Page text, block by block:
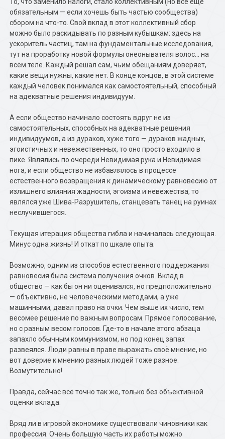
обязательным — если хочешь быть частью сообщества)
сбором на что-то. Свой вклад в этот коллективный сбор
можно было раскидывать по разным кубышкам: здесь на
ускоритель частиц, там на фундаментальные исследования,
тут на проработку новой формулы онеонывателя волос… на
всём теле. Каждый решал сам, чьим обещаниям доверяет,
какие вещи нужны, какие нет. В конце концов, в этой системе
каждый человек понимался как самостоятельный, способный
на адекватные решения индивидуум.
А если общество начинало состоять вдруг не из
самостоятельных, способных на адекватные решения
индивидуумов, а из дураков, хуже того — дураков жадных,
эгоистичных и невежественных, то оно просто входило в
пике. Являлись по очереди Невидимая рука и Невидимая
нога, и если общество не избавлялось в процессе
естественного возвращения к динамическому равновесию от
излишнего влияния жадности, эгоизма и невежества, то
являлся уже Шива-Разрушитель, станцевать танец на руинах
неслучившегося.
Текущая итерация общества гибла и начиналась следующая.
Минус одна жизнь! И откат по шкале опыта.
Возможно, одним из способов естественного поддержания
равновесия была система получения очков. Вклад в
общество — как бы он ни оценивался, но предположительно
— объективно, не человеческими методами, а уже
машинными, давал право на очки. Чем выше их число, тем
весомее решение по важным вопросам. Прямое голосование,
но с разным весом голосов. Где-то в начале этого абзаца
запахло обычным коммунизмом, но под конец запах
развеялся. Люди равны в праве выражать своё мнение, но
вот доверие к мнению разных людей тоже разное.
Возмутительно!
Правда, сейчас всё точно так же, только без объективной
оценки вклада.
Вряд ли в игровой экономике существовали чиновники как
профессия. Очень большую часть их работы можно